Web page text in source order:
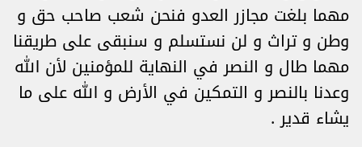
مهما بلغت مجازر العدو فنحن شعب صاحب حق و
وطن و تراث و لن نستسلم و سنبقى على طريقنا
مهما طال و النصر في النهاية للمؤمنين لأن الله
وعدنا بالنصر و التمكين في الأرض و الله على ما
يشاء قدير .